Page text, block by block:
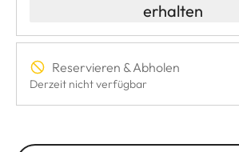
erhalten
Reservieren & Abholen
Derzeit nicht verfügbar